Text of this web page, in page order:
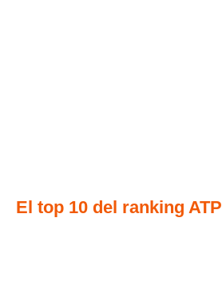
El top 10 del ranking ATP